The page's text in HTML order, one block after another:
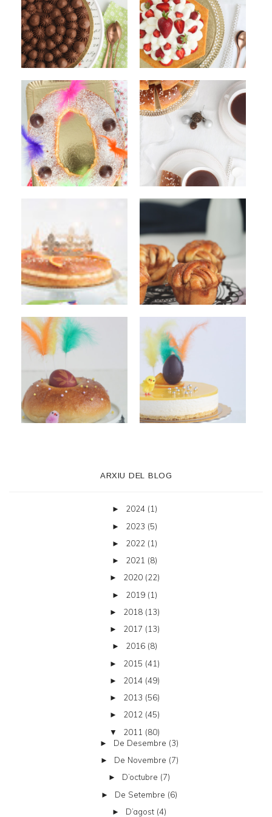
ARXIU DEL BLOG
► 2024 (1)
► 2023 (5)
► 2022 (1)
► 2021 (8)
► 2020 (22)
► 2019 (1)
► 2018 (13)
► 2017 (13)
► 2016 (8)
► 2015 (41)
► 2014 (49)
► 2013 (56)
► 2012 (45)
▼ 2011 (80)
► De Desembre (3)
► De Novembre (7)
► D’octubre (7)
► De Setembre (6)
► D’agost (4)